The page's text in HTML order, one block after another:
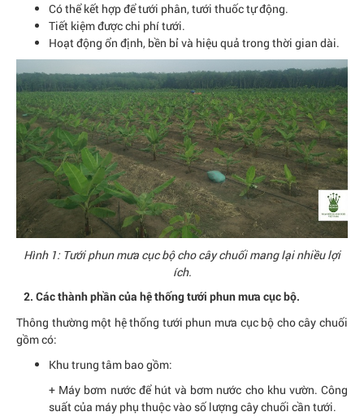
Có thể kết hợp để tưới phân, tưới thuốc tự động.
Tiết kiệm được chi phí tưới.
Hoạt động ổn định, bền bỉ và hiệu quả trong thời gian dài.
Hình 1: Tưới phun mưa cục bộ cho cây chuối mang lại nhiều lợi
ích.
2. Các thành phần của hệ thống tưới phun mưa cục bộ.
Thông thường một hệ thống tưới phun mưa cục bộ cho cây chuối
gồm có:
Khu trung tâm bao gồm:
+ Máy bơm nước để hút và bơm nước cho khu vườn. Công
suất của máy phụ thuộc vào số lượng cây chuối cần tưới.